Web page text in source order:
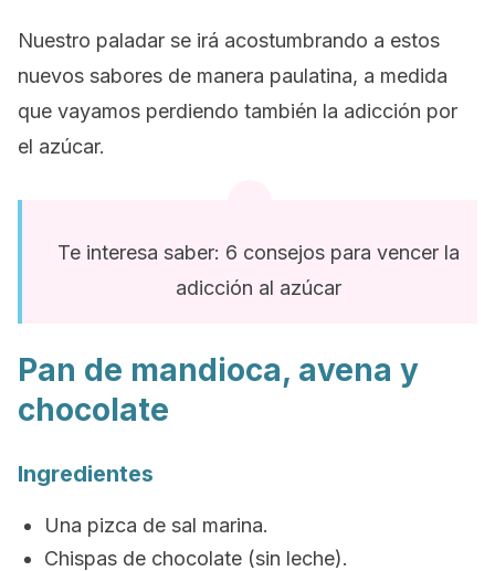
Nuestro paladar se irá acostumbrando a estos
nuevos sabores de manera paulatina, a medida
que vayamos perdiendo también la adicción por
el azúcar.
Te interesa saber: 6 consejos para vencer la
adicción al azúcar
Pan de mandioca, avena y
chocolate
Ingredientes
Una pizca de sal marina.
Chispas de chocolate (sin leche).